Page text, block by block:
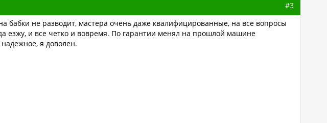
#3
не разводит, мастера очень даже квалифицированные, на все вопросы
езжу, и все четко и вовремя. По гарантии менял на прошлой машине
я доволен.